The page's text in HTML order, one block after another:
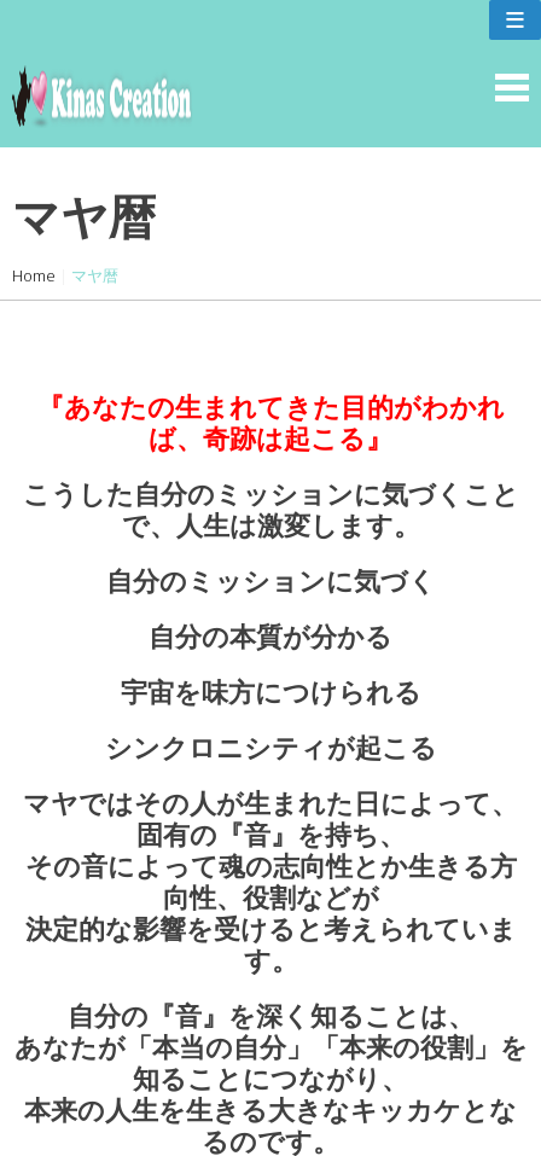
content
≡
マヤ暦
Home マヤ暦
『あなたの生まれてきた目的がわかれ
ば、奇跡は起こる』
こうした自分のミッションに気づくこと
で、人生は激変します。
自分のミッションに気づく
自分の本質が分かる
宇宙を味方につけられる
シンクロニシティが起こる
マヤではその人が生まれた日によって、
固有の『音』を持ち、
その音によって魂の志向性とか生きる方
向性、役割などが
決定的な影響を受けると考えられていま
す。
自分の『音』を深く知ることは、
あなたが「本当の自分」「本来の役割」を
知ることにつながり、
本来の人生を生きる大きなキッカケとな
るのです。